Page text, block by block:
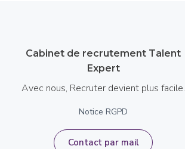
Cabinet de recrutement Talent
Expert
Avec nous, Recruter devient plus facile.
Notice RGPD
Contact par mail